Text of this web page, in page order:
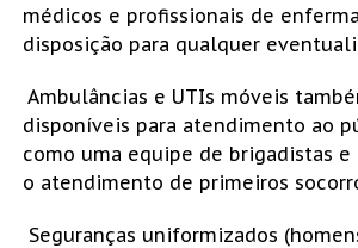
médicos e profissionais de
disposição para qualquer
Ambulâncias e UTIs móveis
disponíveis para atendimento ao
como uma equipe de brigadistas
o atendimento de primeiros
Seguranças uniformizados